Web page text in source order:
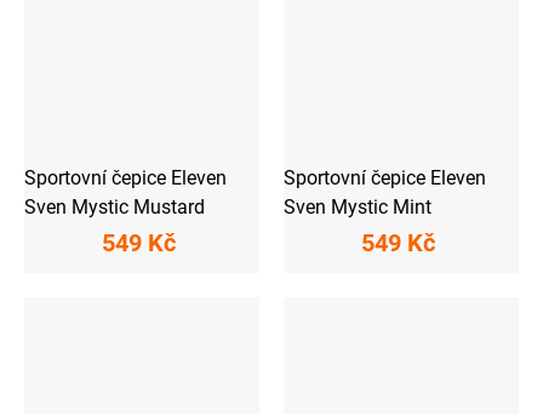
Sportovní čepice Eleven
Sven Mystic Mustard
549 Kč
Sportovní čepice Eleven
Sven Mystic Mint
549 Kč